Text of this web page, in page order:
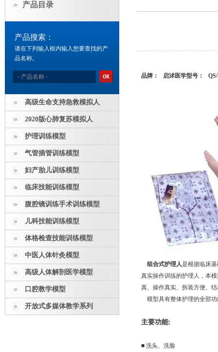
产品目录
产品搜索：
请在下列输入框内输入您要查找的产
品名称。
高级生命支持急救模拟人
2020版心肺复苏模拟人
护理训练模型
气管插管训练模型
妇产胎儿训练模型
临床技能训练模型
腹腔镜训练手术训练模型
儿科技能训练模型
体格检查技能训练模型
中医人体针灸模型
高级人体解剖医学模型
口腔教学模型
开放式多媒体教学系列
品牌： 启沭医学型号： QS/
组合式护理人是根据临床
真实操作训练的护理人，本
真、操作真实、拆装方便、
模型具有整体护理的全部
主要功能:
■ 洗头、洗脸